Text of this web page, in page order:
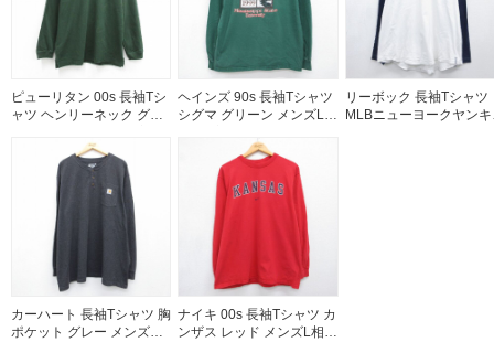
ピューリタン 00s 長袖Tシ
ャツ ヘンリーネック グリ
ヘインズ 90s 長袖Tシャツ
シグマ グリーン メンズL相
リーボック 長袖Tシャツ
MLBニューヨークヤンキ
カーハート 長袖Tシャツ 胸
ポケット グレー メンズXL
ナイキ 00s 長袖Tシャツ カ
ンザス レッド メンズL相当